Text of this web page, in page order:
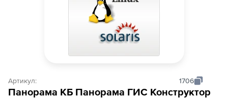
Артикул: 1706
Панорама КБ Панорама ГИС Конструктор